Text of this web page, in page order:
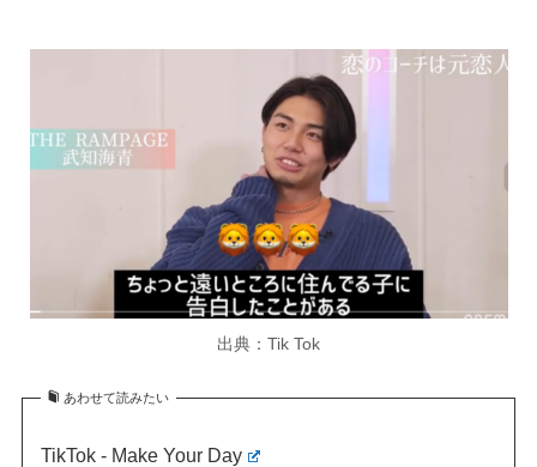
出典：Tik Tok
あわせて読みたい
TikTok - Make Your Day